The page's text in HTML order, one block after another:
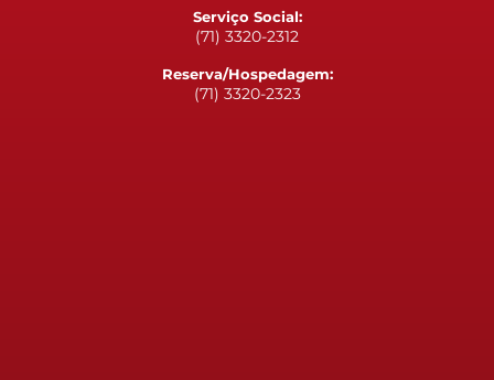
Serviço Social:
(71) 3320-2312
Reserva/Hospedagem:
(71) 3320-2323